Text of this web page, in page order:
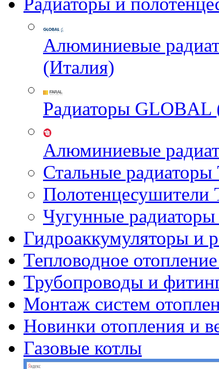
Алюминиевые
(Италия)
Радиаторы GLOBAL
Алюминиевые
Стальные
Чугунные
Гидроаккумуляторы и
Тепловодное
Трубопроводы и
Монтаж систем
Новинки отопления и
Газовые котлы